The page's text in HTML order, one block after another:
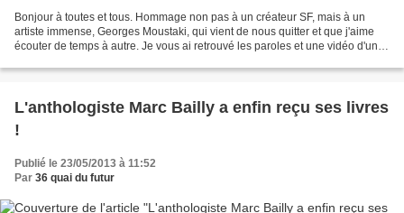
Bonjour à toutes et tous. Hommage non pas à un créateur SF, mais à un
artiste immense, Georges Moustaki, qui vient de nous quitter et que j'aime
écouter de temps à autre. Je vous ai retrouvé les paroles et une vidéo d'une
L'anthologiste Marc Bailly a enfin reçu ses livres
!
Publié le 23/05/2013 à 11:52
Par 36 quai du futur